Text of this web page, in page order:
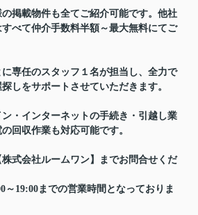
掲載物件も全てご紹介可能です。他社
べて仲介手数料半額～最大無料にてご
専任のスタッフ１名が担当し、全力で
しをサポートさせていただきます。
・インターネットの手続き・引越し業
回収作業も対応可能です。
式会社ルームワン】までお問合せくだ
～19:00までの営業時間となっておりま